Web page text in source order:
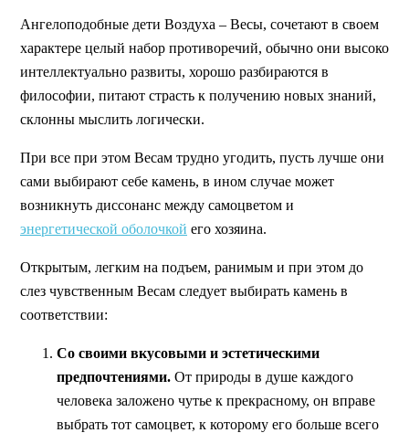
Ангелоподобные дети Воздуха – Весы, сочетают в своем
характере целый набор противоречий, обычно они высоко
интеллектуально развиты, хорошо разбираются в
философии, питают страсть к получению новых знаний,
склонны мыслить логически.
При все при этом Весам трудно угодить, пусть лучше они
сами выбирают себе камень, в ином случае может
возникнуть диссонанс между самоцветом и
энергетической оболочкой его хозяина.
Открытым, легким на подъем, ранимым и при этом до
слез чувственным Весам следует выбирать камень в
соответствии:
Со своими вкусовыми и эстетическими
предпочтениями. От природы в душе каждого
человека заложено чутье к прекрасному, он вправе
выбрать тот самоцвет, к которому его больше всего